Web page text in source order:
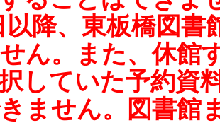
以降、東板橋図
ん。また、休館
していた予約資
ません。図書館